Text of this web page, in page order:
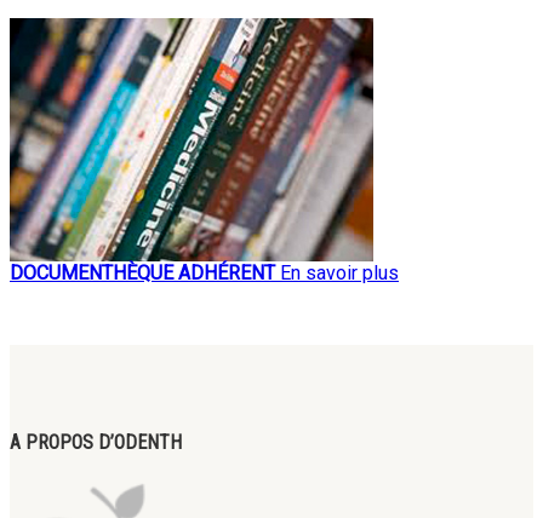
DOCUMENTHÈQUE ADHÉRENT En savoir plus
A PROPOS D’ODENTH